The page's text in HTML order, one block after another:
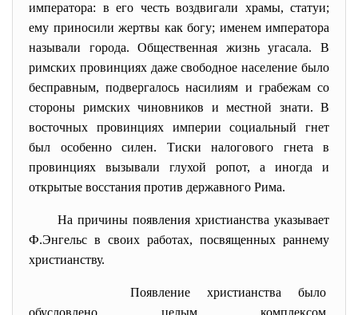
императора: в его честь воздвигали храмы, статуи;
ему приносили жертвы как богу; именем императора
называли города. Общественная жизнь угасала. В
римских провинциях даже свободное население было
бесправным, подвергалось насилиям и грабежам со
стороны римских чиновников и местной знати. В
восточных провинциях империи социальный гнет
был особенно силен. Тиски налогового гнета в
провинциях вызывали глухой ропот, а иногда и
открытые восстания против державного Рима.
На причины появления христианства указывает
Ф.Энгельс в своих работах, посвященных раннему
христианству.
Появление христианства было
обусловлено целым комплексом